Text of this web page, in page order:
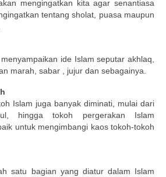
mengingatkan kita agar senantiasa
tentang sholat, puasa maupun
ide Islam seputar akhlaq,
marah, sabar , jujur dan sebagainya.
Islam juga banyak diminati, mulai dari
hingga tokoh pergerakan Islam
untuk mengimbangi kaos tokoh-tokoh
satu bagian yang diatur dalam Islam